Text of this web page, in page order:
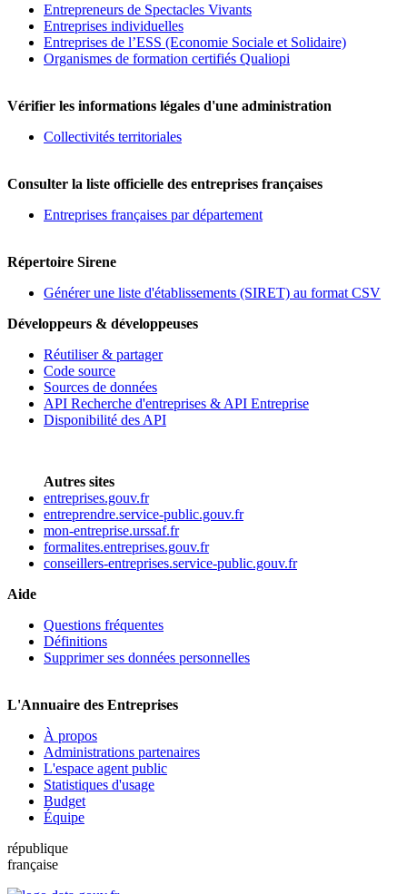
Entrepreneurs de Spectacles Vivants
Entreprises individuelles
Entreprises de l’ESS (Economie Sociale et Solidaire)
Organismes de formation certifiés Qualiopi
Vérifier les informations légales d'une administration
Collectivités territoriales
Consulter la liste officielle des entreprises françaises
Entreprises françaises par département
Répertoire Sirene
Générer une liste d'établissements (SIRET) au format CSV
Développeurs & développeuses
Réutiliser & partager
Code source
Sources de données
API Recherche d'entreprises & API Entreprise
Disponibilité des API
Autres sites
entreprises.gouv.fr
entreprendre.service-public.gouv.fr
mon-entreprise.urssaf.fr
formalites.entreprises.gouv.fr
conseillers-entreprises.service-public.gouv.fr
Aide
Questions fréquentes
Définitions
Supprimer ses données personnelles
L'Annuaire des Entreprises
À propos
Administrations partenaires
L'espace agent public
Statistiques d'usage
Budget
Équipe
république
française